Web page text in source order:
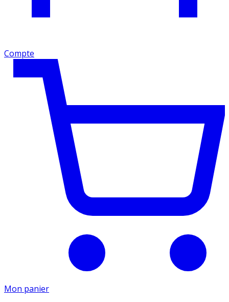
Compte
Mon panier